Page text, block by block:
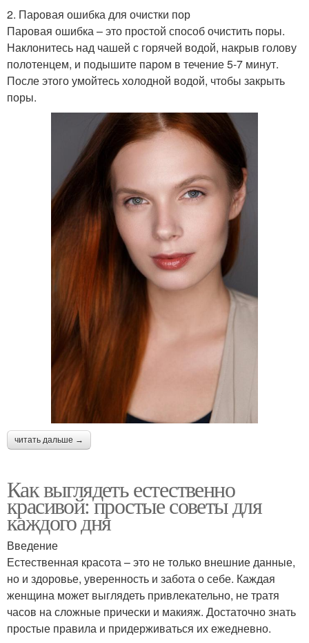
2. Паровая ошибка для очистки пор
Паровая ошибка – это простой способ очистить поры.
Наклонитесь над чашей с горячей водой, накрыв голову
полотенцем, и подышите паром в течение 5-7 минут.
После этого умойтесь холодной водой, чтобы закрыть
поры.
читать дальше →
Как выглядеть естественно
красивой: простые советы для
каждого дня
Введение
Естественная красота – это не только внешние данные,
но и здоровье, уверенность и забота о себе. Каждая
женщина может выглядеть привлекательно, не тратя
часов на сложные прически и макияж. Достаточно знать
простые правила и придерживаться их ежедневно.